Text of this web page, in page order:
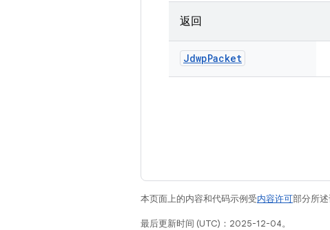
返回
JdwpPacket
本页面上的内容和代码示例受内容许可部分所
最后更新时间 (UTC)：2025-12-04。